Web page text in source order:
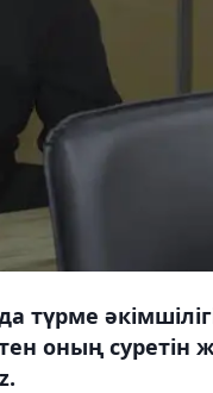
түрме
оның суретін